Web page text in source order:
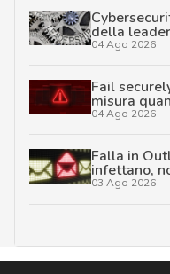
della
04 Ago 2026
Fail
misura
04 Ago 2026
Falla in
infettano,
03 Ago 2026